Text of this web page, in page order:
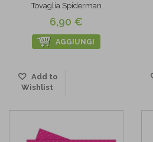
Tovaglia Spiderman
6,90 €
AGGIUNGI
Add to
Wishlist